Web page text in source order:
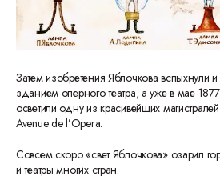
Затем изобретения Яблочкова вспыхнули
зданием оперного театра, а уже в мае
осветили одну из красивейших
Avenue de l’Opera.
Совсем скоро «свет Яблочкова» озарил
и театры многих стран.